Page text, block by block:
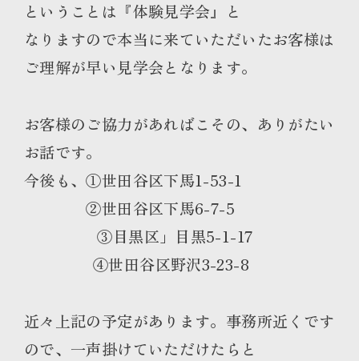
ということは『体験見学会』と
なりますので本当に来ていただいたお客様は
ご理解が早い見学会となります。
お客様のご協力があればこその、ありがたい
お話です。
今後も、①世田谷区下馬1-53-1
②世田谷区下馬6-7-5
③目黒区」目黒5-1-17
④世田谷区野沢3-23-8
近々上記の予定があります。事務所近くです
ので、一声掛けていただけたらと